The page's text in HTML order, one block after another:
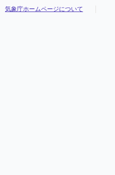
気象庁ホームページについて